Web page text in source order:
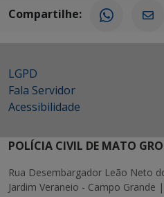
Compartilhe:
LGPD
Fala Servidor
Acessibilidade
POLÍCIA CIVIL DE MATO
Rua Desembargador Leão Neto
Jardim Veraneio - Campo Grande